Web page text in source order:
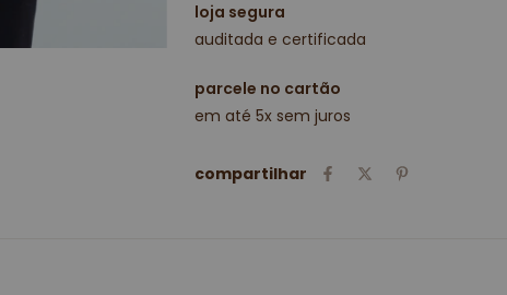
loja segura
auditada e certificada
parcele no cartão
em até 5x sem juros
compartilhar